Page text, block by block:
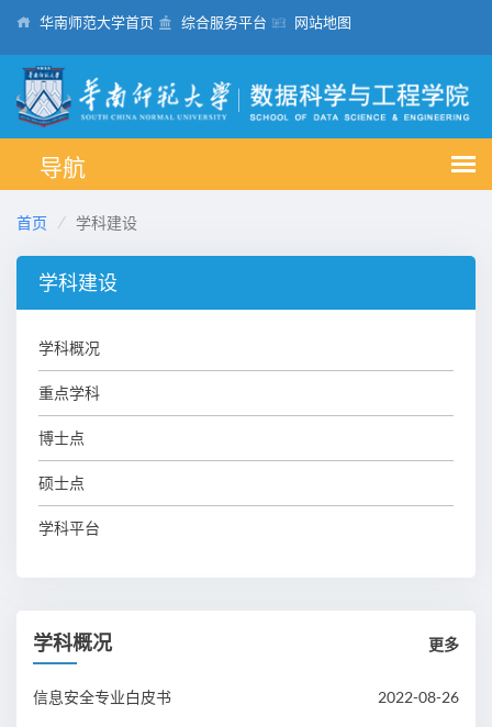
华南师范大学首页 综合服务平台 网站地图
首页 学科建设
学科建设
学科概况
重点学科
博士点
硕士点
学科平台
学科概况 更多
信息安全专业白皮书 2022-08-26